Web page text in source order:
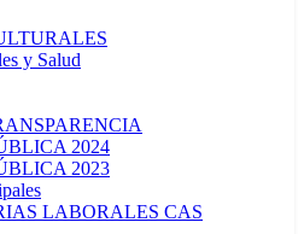
y Salud
2024
2023
LABORALES CAS